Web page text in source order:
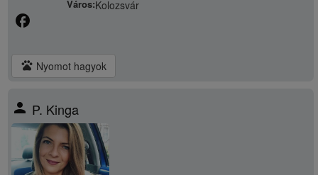
Város:Kolozsvár
facebook
pets Nyomot hagyok
person P. Kinga